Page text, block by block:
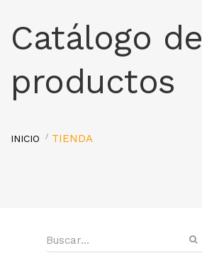
Catálogo de
productos
INICIO TIENDA